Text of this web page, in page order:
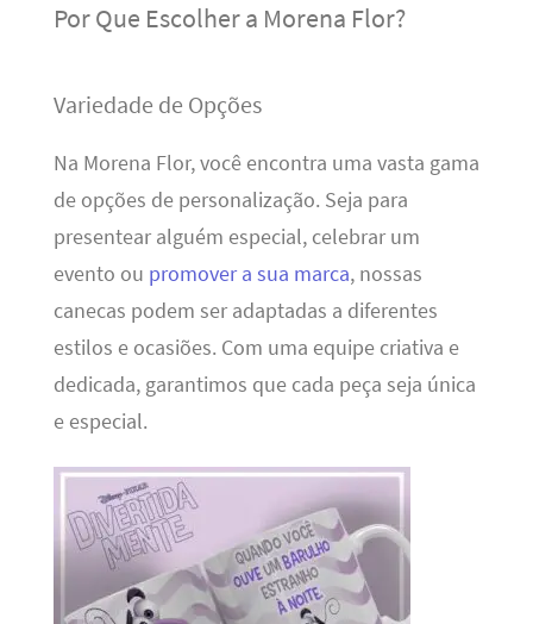
Por Que Escolher a Morena Flor?
Variedade de Opções
Na Morena Flor, você encontra uma vasta gama
de opções de personalização. Seja para
presentear alguém especial, celebrar um
evento ou promover a sua marca, nossas
canecas podem ser adaptadas a diferentes
estilos e ocasiões. Com uma equipe criativa e
dedicada, garantimos que cada peça seja única
e especial.